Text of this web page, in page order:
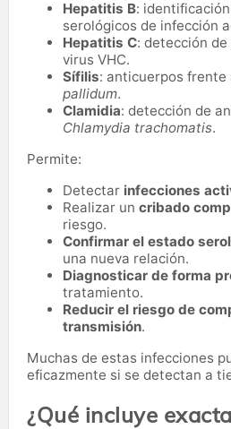
Hepatitis B:
serológicos de infección
Hepatitis C: detección
virus VHC.
Sífilis: anticuerpos frente
pallidum.
Clamidia: detección de
Chlamydia trachomatis.
Permite:
Detectar infecciones
Realizar un cribado
riesgo.
Confirmar el estado
una nueva relación.
Diagnosticar de forma
tratamiento.
Reducir el riesgo de
transmisión.
Muchas de estas infecciones
eficazmente si se detectan a
¿Qué incluye